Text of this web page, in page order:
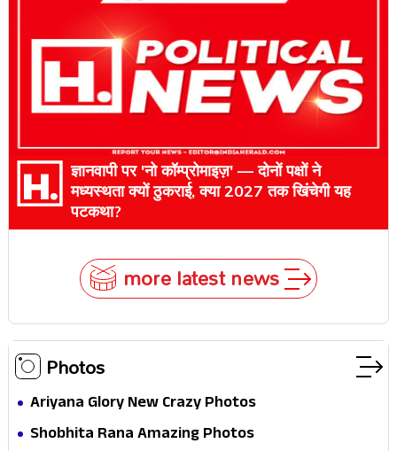
ज्ञानवापी पर 'नो कॉम्प्रोमाइज़' — दोनों पक्षों ने
मध्यस्थता क्यों ठुकराई, क्या 2027 तक खिंचेगी यह
पटकथा?
more latest news
Photos
Ariyana Glory New Crazy Photos
Shobhita Rana Amazing Photos